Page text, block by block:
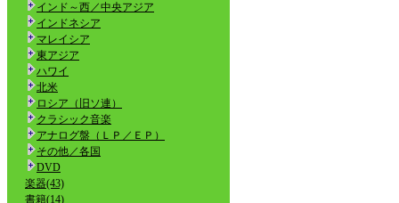
インド～西／中央アジア
インドネシア
マレイシア
東アジア
ハワイ
北米
ロシア（旧ソ連）
クラシック音楽
アナログ盤（ＬＰ／ＥＰ）
その他／各国
DVD
楽器(43)
書籍(14)